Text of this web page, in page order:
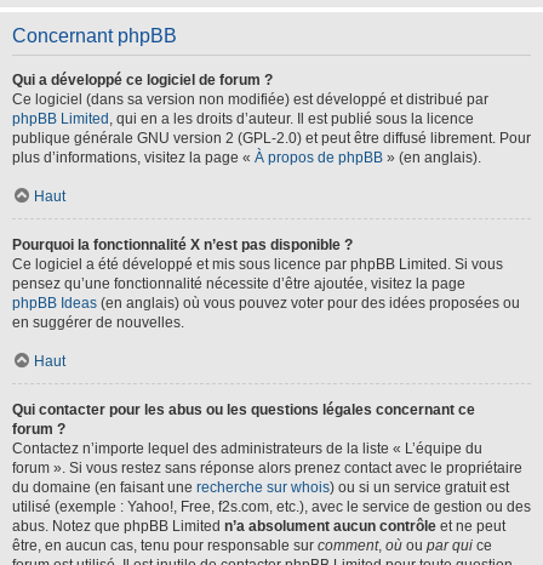
Concernant phpBB
Qui a développé ce logiciel de forum ?
Ce logiciel (dans sa version non modifiée) est développé et distribué par
phpBB Limited , qui en a les droits d’auteur. Il est publié sous la licence
publique générale GNU version 2 (GPL-2.0) et peut être diffusé librement. Pour
plus d’informations, visitez la page « À propos de phpBB » (en anglais).
Haut
Pourquoi la fonctionnalité X n’est pas disponible ?
Ce logiciel a été développé et mis sous licence par phpBB Limited. Si vous
pensez qu’une fonctionnalité nécessite d’être ajoutée, visitez la page
phpBB Ideas (en anglais) où vous pouvez voter pour des idées proposées ou
en suggérer de nouvelles.
Haut
Qui contacter pour les abus ou les questions légales concernant ce
forum ?
Contactez n’importe lequel des administrateurs de la liste « L’équipe du
forum ». Si vous restez sans réponse alors prenez contact avec le propriétaire
du domaine (en faisant une recherche sur whois) ou si un service gratuit est
utilisé (exemple : Yahoo!, Free, f2s.com, etc.), avec le service de gestion ou des
abus. Notez que phpBB Limited n’a absolument aucun contrôle et ne peut
être, en aucun cas, tenu pour responsable sur comment, où ou par qui ce